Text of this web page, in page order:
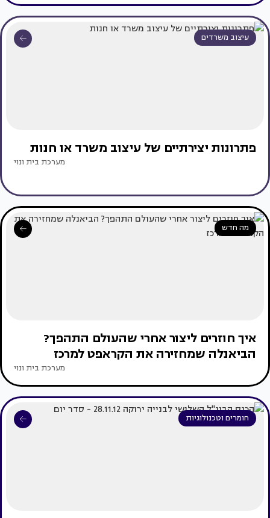
עיצוב משרדים
פתרונות יצירתיים של עיצוב משרד או חנות
מערכת בית ונוי
מה חדש
איך חוזרים ליצור אחרי שהעולם התהפך?
הביאנלה שמחזירה את הקראפט למרכז
מערכת בית ונוי
חומרים וטכנולוגיות